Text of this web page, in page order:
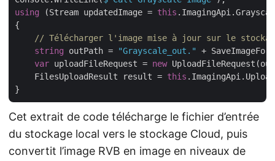
using (Stream updatedImage = this
{
// Télécharger l'image mise à jour sur le
string outPath = "Grayscale_out."
+
var uploadFileRequest = new
    FilesUploadResult result =
this
Cet extrait de code télécharge le fichier d’entrée
du stockage local vers le stockage Cloud, puis
convertit l’image RVB en image en niveaux de